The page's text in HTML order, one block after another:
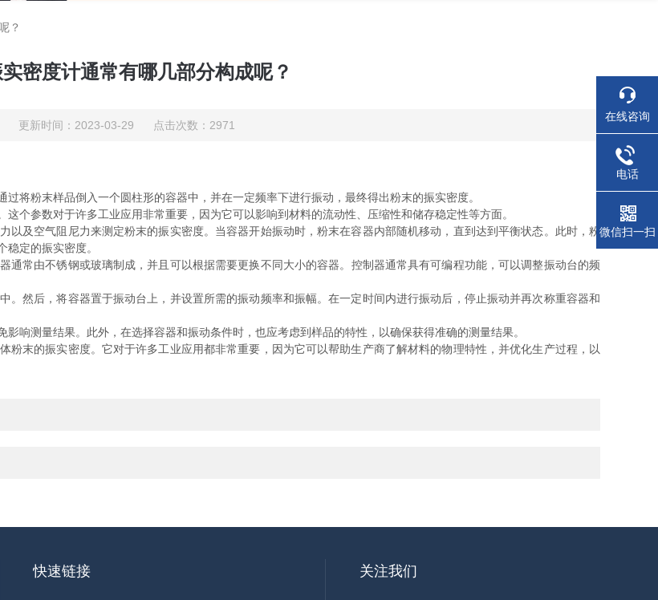
？
密度计通常有哪几部分构成呢？
更新时间：2023-03-29 点击次数：2971
将粉末样品倒入一个圆柱形的容器中，并在一定频率下进行振动，最终得出粉末的振实密度。
参数对于许多工业应用非常重要，因为它可以影响到材料的流动性、压缩性和储存稳定性等方面。
及空气阻尼力来测定粉末的振实密度。当容器开始振动时，粉末在容器内部随机移动，直到达到平衡状态。此时，粉
定的振实密度。
通常由不锈钢或玻璃制成，并且可以根据需要更换不同大小的容器。控制器通常具有可编程功能，可以调整振动台的频
然后，将容器置于振动台上，并设置所需的振动频率和振幅。在一定时间内进行振动后，停止振动并再次称重容器和
测量结果。此外，在选择容器和振动条件时，也应考虑到样品的特性，以确保获得准确的测量结果。
末的振实密度。它对于许多工业应用都非常重要，因为它可以帮助生产商了解材料的物理特性，并优化生产过程，以
快速链接 关注我们
在线咨询
电话
微信扫一扫